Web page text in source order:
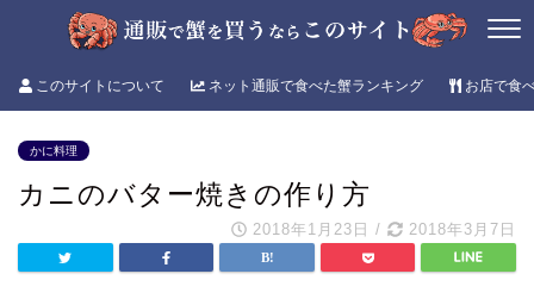
このサイトについて ネット通販で食べた蟹ランキング お店で食
かに料理
カニのバター焼きの作り方
2018年1月23日 / 2018年3月7日